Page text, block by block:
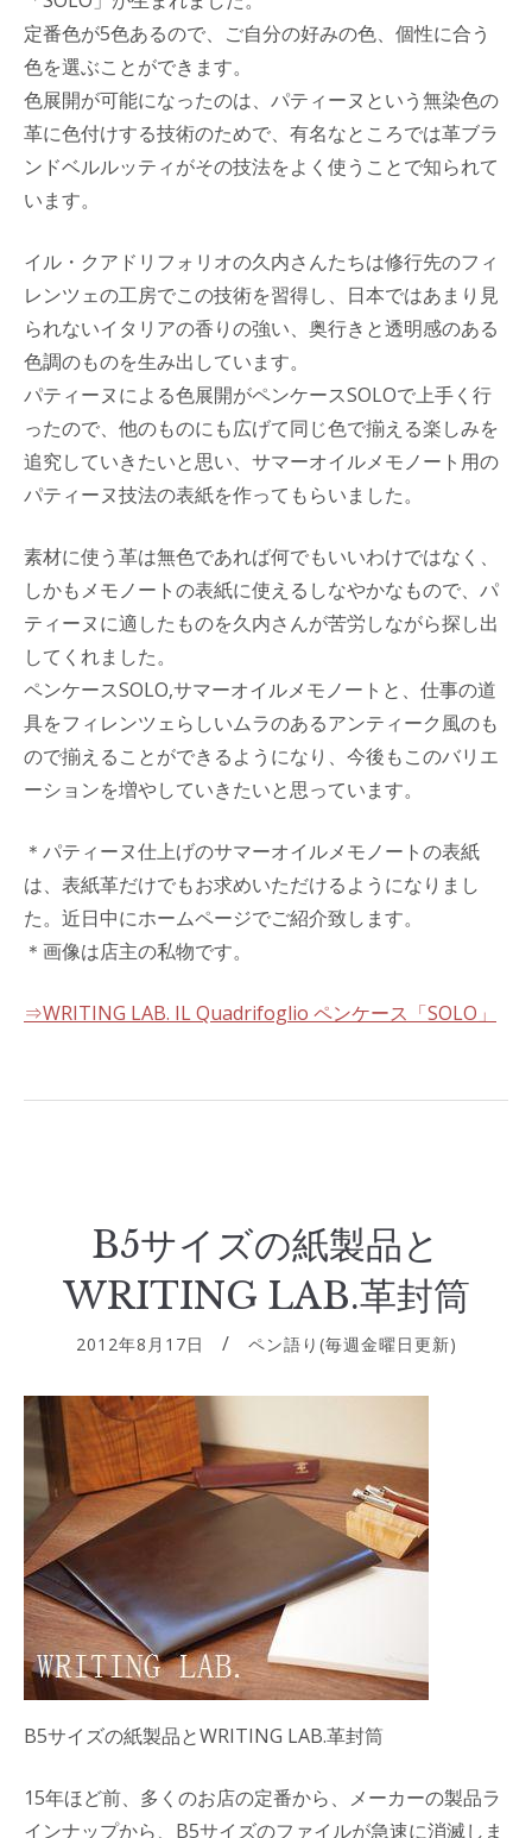
定番色が5色あるので、ご自分の好みの色、個性に合う
色を選ぶことができます。
色展開が可能になったのは、パティーヌという無染色の
革に色付けする技術のためで、有名なところでは革ブラ
ンドベルルッティがその技法をよく使うことで知られて
います。
イル・クアドリフォリオの久内さんたちは修行先のフィ
レンツェの工房でこの技術を習得し、日本ではあまり見
られないイタリアの香りの強い、奥行きと透明感のある
色調のものを生み出しています。
パティーヌによる色展開がペンケースSOLOで上手く行
ったので、他のものにも広げて同じ色で揃える楽しみを
追究していきたいと思い、サマーオイルメモノート用の
パティーヌ技法の表紙を作ってもらいました。
素材に使う革は無色であれば何でもいいわけではなく、
しかもメモノートの表紙に使えるしなやかなもので、パ
ティーヌに適したものを久内さんが苦労しながら探し出
してくれました。
ペンケースSOLO,サマーオイルメモノートと、仕事の道
具をフィレンツェらしいムラのあるアンティーク風のも
ので揃えることができるようになり、今後もこのバリエ
ーションを増やしていきたいと思っています。
＊パティーヌ仕上げのサマーオイルメモノートの表紙
は、表紙革だけでもお求めいただけるようになりまし
た。近日中にホームページでご紹介致します。
＊画像は店主の私物です。
⇒WRITING LAB. IL Quadrifoglio ペンケース「SOLO」
B5サイズの紙製品と
WRITING LAB.革封筒
2012年8月17日 ペン語り(毎週金曜日更新)
B5サイズの紙製品とWRITING LAB.革封筒
15年ほど前、多くのお店の定番から、メーカーの製品ラ
インナップから、B5サイズのファイルが急速に消滅しま